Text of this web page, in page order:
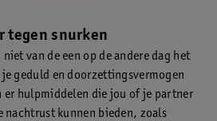
tegen snurken
van de een op de andere dag het
geduld en doorzettingsvermogen
hulpmiddelen die jou of je partner
kunnen bieden, zoals